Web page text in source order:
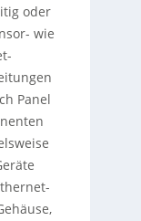
oder
wie
Panel